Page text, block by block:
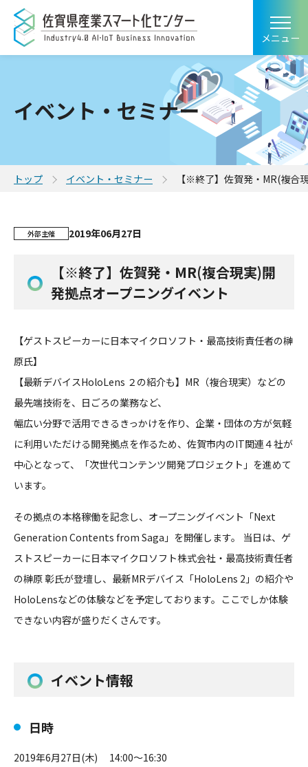
メニュー
イベント・セミナー
トップ イベント・セミナー 【※終了】佐賀発・MR(複合
外部主催 2019年06月27日
【※終了】佐賀発・MR(複合現実)開
発拠点オープニングイベント
【ゲストスピーカーに日本マイクロソフト・最高技術責任者の榊
原氏】
【最新デバイスHoloLens ２の紹介も】MR（複合現実）などの
最先端技術を、日ごろの業務など、
幅広い分野で活用できるきっかけを作り、企業・団体の方が気軽
に利用いただける開発拠点を作るため、佐賀市内のIT関連４社が
中心となって、「次世代コンテンツ開発プロジェクト」を進めて
います。
その拠点の本格稼働を記念し、オープニングイベント「Next
Generation Contents from Saga」を開催します。 当日は、ゲ
ストスピーカーに日本マイクロソフト株式会社・最高技術責任者
の榊原 彰氏が登壇し、最新MRデバイス「HoloLens 2」の紹介や
HoloLensなどの体験などを予定しております。ここでしか体験
できない内容が盛りだくさんです。
イベント情報
日時
2019年6月27日(木) 14:00～16:30